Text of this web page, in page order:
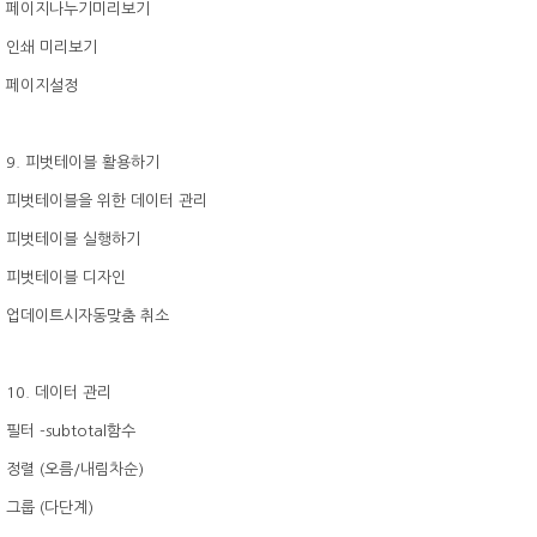
페이지나누기미리보기
인쇄 미리보기
페이지설정
9. 피벗테이블 활용하기
피벗테이블을 위한 데이터 관리
피벗테이블 실행하기
피벗테이블 디자인
업데이트시자동맞춤 취소
10. 데이터 관리
필터 -subtotal함수
정렬 (오름/내림차순)
그룹 (다단계)